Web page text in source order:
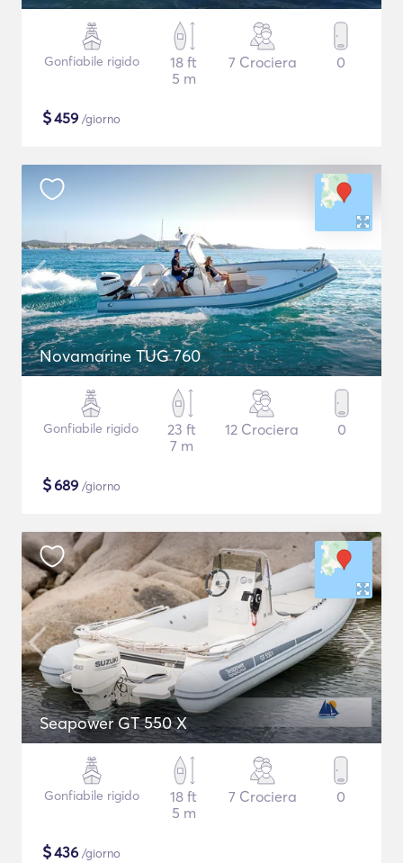
Gonfiabile rigido
18 ft
5 m
7 Crociera 0
$459 /giorno
Novamarine TUG 760
Gonfiabile rigido
23 ft
7 m
12 Crociera 0
$689 /giorno
Seapower GT 550 X
Gonfiabile rigido
18 ft
5 m
7 Crociera 0
$436 /giorno